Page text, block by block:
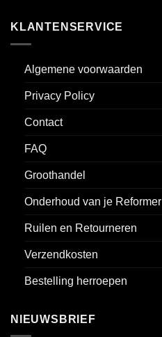
KLANTENSERVICE
Algemene voorwaarden
Privacy Policy
Contact
FAQ
Groothandel
Onderhoud van je Reformer
Ruilen en Retourneren
Verzendkosten
Bestelling herroepen
NIEUWSBRIEF